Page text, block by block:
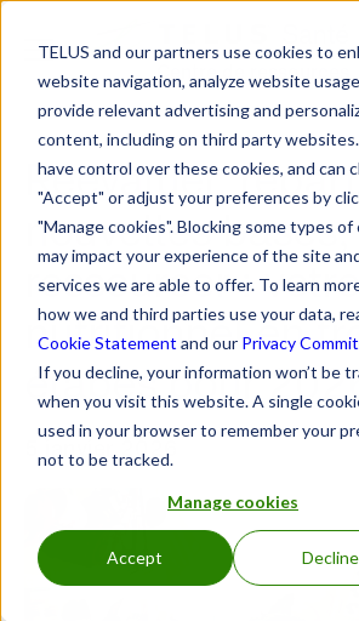
TELUS and our partners use cookies to
website navigation, analyze website
provide relevant advertising and
content, including on third party websites.
have control over these cookies, and can
"Accept" or adjust your preferences by
"Manage cookies". Blocking some types of
may impact your experience of the site
services we are able to offer. To learn
how we and third parties use your data,
Cookie Statement and our Privacy
If you decline, your information won’t be
when you visit this website. A single
used in your browser to remember your
not to be tracked.
Manage cookies
Accept Decline
Centre de ressources
Réévaluer,
nouvelles
ressourcer : votre
nutritionnel en
étapes pour
5 janvier 2026